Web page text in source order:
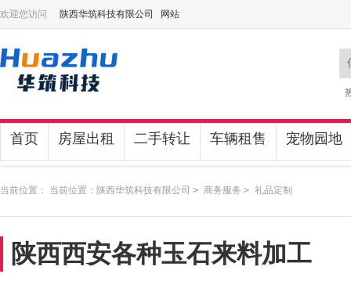
欢迎您访问 陕西华筑科技有限公司 网站
首页 房屋出租 二手转让 车辆租售 宠物园地
当前位置： 当前位置： 陕西华筑科技有限公司 > 商务服务 > 礼品定制
陕西西安各种玉石来料加工